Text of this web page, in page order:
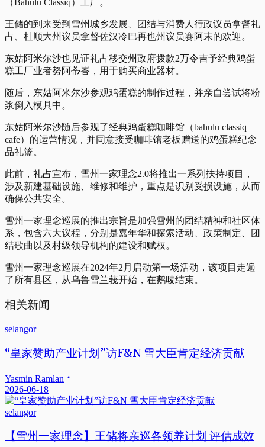
王储的到来受到雪州城乡发展、团结与消费人行政议员拿督礼
占、杜顺大州议员拿督佐汉冷巴再也州议员赛阿末的欢迎。
东姑阿米尔沙也见证礼占移交州政府拨款2万令吉予经典鸡蛋
糕工厂业者努阿蒂峇，用于购买商业器材。
随后，东姑阿米尔沙参观鸡蛋糕的制作过程，并亲自尝试将粉
浆倒入模具中。
东姑阿米尔沙随后参观了经典鸡蛋糕咖啡馆（bahulu classiq
cafe）的运营情况，并同意接受咖啡馆老板赠送的鸡蛋糕纪念
品礼篮。
此前，礼占宣布，雪州一家理念2.0将推出一系列扶持项目，
涉及新建基础设施、维修和维护，重点是识别受损设施，从而
确保公共安全。
雪州一家理念巡展的推出宗旨是加强雪州的团结精神和社区体
系，包含六大议程，分别是嘉年华和探索活动、政策制定、团
结歌曲以及村级领导机构的建设和赋权。
雪州一家理念巡展在2024年2月启动第一场活动，该项目走遍
了所有县区，从乌鲁雪兰莪开始，在鹅唛结束。
相关新闻
selangor
“皇家赞助产业计划”访F&N 雪大臣肯定经济贡献
Yasmin Ramlan
2026-06-18
selangor
【雪州一家理念】王储将亲巡各领养计划 评估成效